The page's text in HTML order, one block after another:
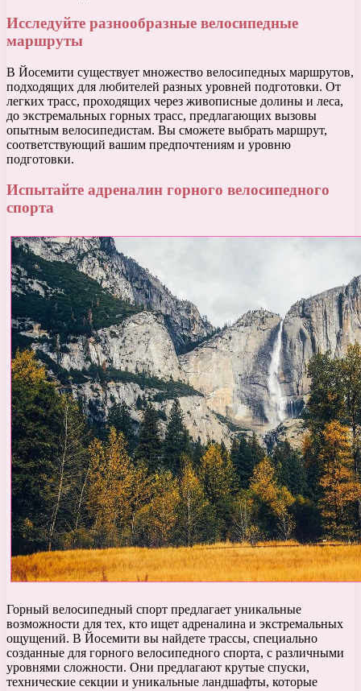
Исследуйте разнообразные велосипедные
маршруты
В Йосемити существует множество велосипедных маршрутов,
подходящих для любителей разных уровней подготовки. От
легких трасс, проходящих через живописные долины и леса,
до экстремальных горных трасс, предлагающих вызовы
опытным велосипедистам. Вы сможете выбрать маршрут,
соответствующий вашим предпочтениям и уровню
подготовки.
Испытайте адреналин горного велосипедного
спорта
Горный велосипедный спорт предлагает уникальные
возможности для тех, кто ищет адреналина и экстремальных
ощущений. В Йосемити вы найдете трассы, специально
созданные для горного велосипедного спорта, с различными
уровнями сложности. Они предлагают крутые спуски,
технические секции и уникальные ландшафты, которые